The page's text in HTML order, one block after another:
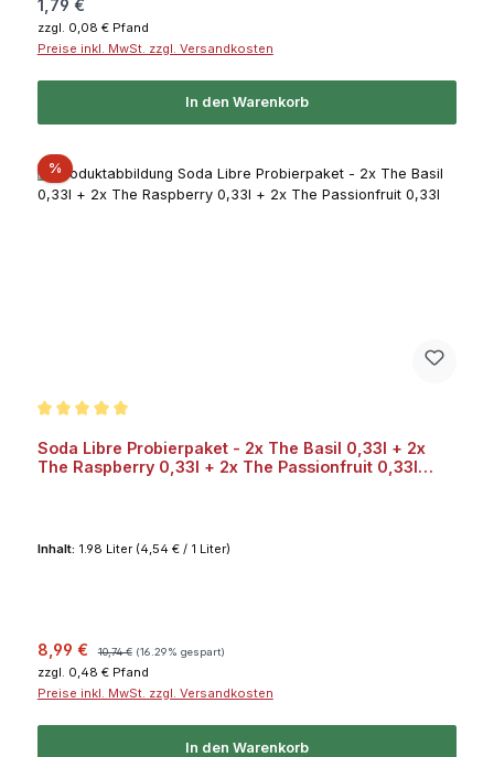
1,79 €
zzgl. 0,08 € Pfand
Preise inkl. MwSt. zzgl. Versandkosten
In den Warenkorb
%Rabatt
Soda Libre Probierpaket - 2x The Basil 0,33l + 2x
The Raspberry 0,33l + 2x The Passionfruit 0,33l
Inhalt: 1.98 Liter (4,54 € / 1 Liter)
Verkaufspreis:
8,99 € Regulärer Preis:
10,74 € (16.29% gespart)
zzgl. 0,48 € Pfand
Preise inkl. MwSt. zzgl. Versandkosten
In den Warenkorb